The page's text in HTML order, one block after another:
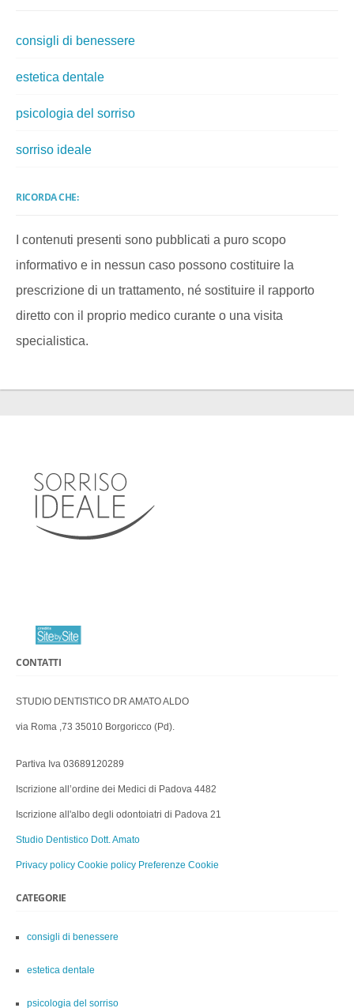
consigli di benessere
estetica dentale
psicologia del sorriso
sorriso ideale
RICORDA CHE:
I contenuti presenti sono pubblicati a puro scopo
informativo e in nessun caso possono costituire la
prescrizione di un trattamento, né sostituire il rapporto
diretto con il proprio medico curante o una visita
specialistica.
CONTATTI
STUDIO DENTISTICO DR AMATO ALDO
via Roma ,73 35010 Borgoricco (Pd).
Partiva Iva 03689120289
Iscrizione all’ordine dei Medici di Padova 4482
Iscrizione all'albo degli odontoiatri di Padova 21
Studio Dentistico Dott. Amato
Privacy policy Cookie policy Preferenze Cookie
CATEGORIE
consigli di benessere
estetica dentale
psicologia del sorriso